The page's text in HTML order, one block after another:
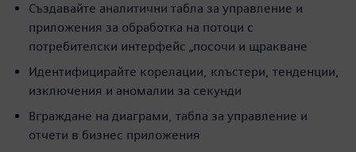
Създавайте аналитични табла за управление и
приложения за обработка на потоци с
потребителски интерфейс „посочи и щракване
Идентифицирайте корелации, клъстери, тенденции,
изключения и аномалии за секунди
Вграждане на диаграми, табла за управление и
отчети в бизнес приложения